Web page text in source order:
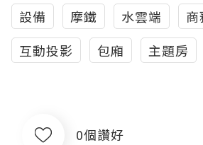
設備 摩鐵 水雲端 商
互動投影
包廂 主題房
0個讚好